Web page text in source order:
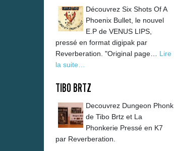
Découvrez Six Shots Of A
Phoenix Bullet, le nouvel
E.P de VENUS LIPS,
pressé en format digipak par
Reverberation. "Original page… Lire
la suite…
TIBO BRTZ
Decouvrez Dungeon Phonk
de Tibo Brtz et La
Phonkerie Pressé en K7
par Reverberation.